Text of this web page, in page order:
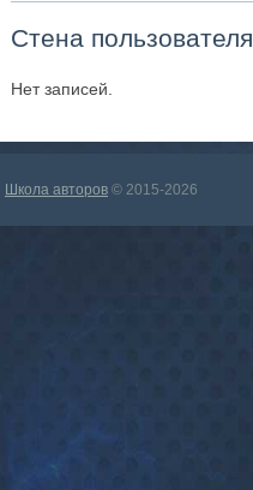
Стена пользователя
Нет записей.
Школа авторов © 2015-2026